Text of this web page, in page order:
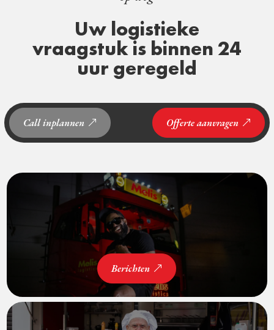
Uw logistieke
vraagstuk is binnen 24
uur geregeld
Call inplannen Offerte aanvragen
Berichten